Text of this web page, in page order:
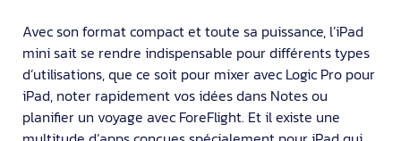
Avec son format compact et toute sa puissance, l’iPad
mini sait se rendre indispensable pour différents types
d’utilisa­tions, que ce soit pour mixer avec Logic Pro pour
iPad, noter rapide­ment vos idées dans Notes ou
planifier un voyage avec ForeFlight. Et il existe une